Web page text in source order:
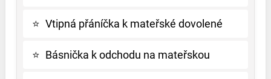
⭐ Vtipná přáníčka k mateřské dovolené
⭐ Básnička k odchodu na mateřskou